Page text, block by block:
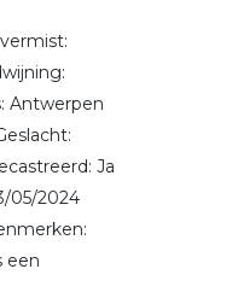
Antwerpen
Ja
05/2024
een